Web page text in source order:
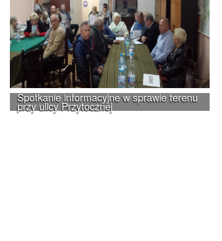
Spotkanie informacyjne w sprawie terenu
przy ulicy Przytocznej